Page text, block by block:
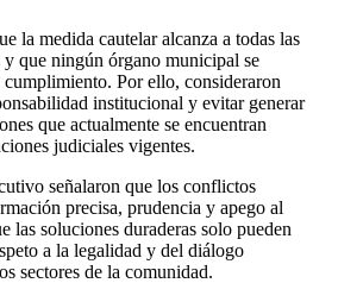
la medida cautelar alcanza a todas las
que ningún órgano municipal se
Por ello, consideraron
institucional y evitar generar
que actualmente se encuentran
judiciales vigentes.
señalaron que los conflictos
precisa, prudencia y apego al
las soluciones duraderas solo pueden
a la legalidad y del diálogo
sectores de la comunidad.